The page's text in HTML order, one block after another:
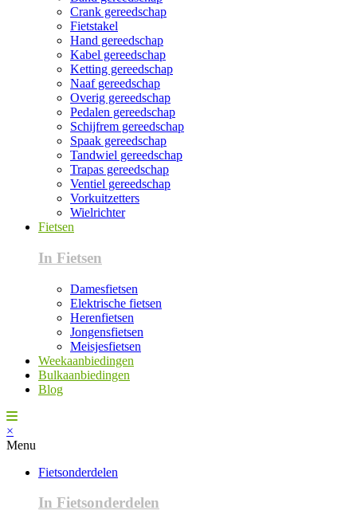
Crank gereedschap
Fietstakel
Hand gereedschap
Kabel gereedschap
Ketting gereedschap
Naaf gereedschap
Overig gereedschap
Pedalen gereedschap
Schijfrem gereedschap
Spaak gereedschap
Tandwiel gereedschap
Trapas gereedschap
Ventiel gereedschap
Vorkuitzetters
Wielrichter
Fietsen
In Fietsen
Damesfietsen
Elektrische fietsen
Herenfietsen
Jongensfietsen
Meisjesfietsen
Weekaanbiedingen
Bulkaanbiedingen
Blog
×
Menu
Fietsonderdelen
In Fietsonderdelen